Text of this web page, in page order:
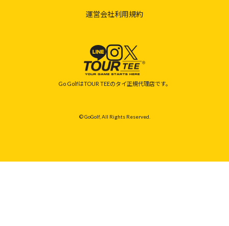
運営会社利用規約
Go GolfはTOUR TEEのタイ正規代理店です。
© GoGolf, All Rights Reserved.